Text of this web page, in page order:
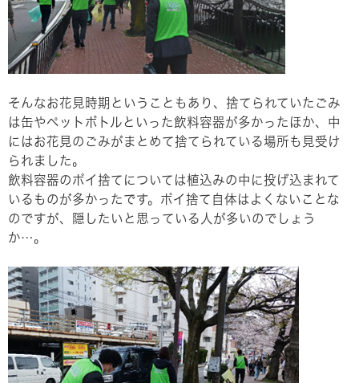
そんなお花見時期ということもあり、捨てられていたごみ
は缶やペットボトルといった飲料容器が多かったほか、中
にはお花見のごみがまとめて捨てられている場所も見受け
られました。
飲料容器のポイ捨てについては植込みの中に投げ込まれて
いるものが多かったです。ポイ捨て自体はよくないことな
のですが、隠したいと思っている人が多いのでしょう
か…。